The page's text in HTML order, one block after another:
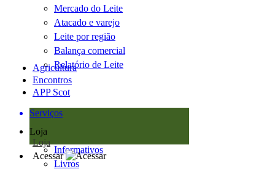
Mercado do Leite
Atacado e varejo
Leite por região
Balança comercial
Relatório de Leite
Agricultura
Encontros
APP Scot
Serviços
Loja
Loja
Informativos
Livros
Acessar